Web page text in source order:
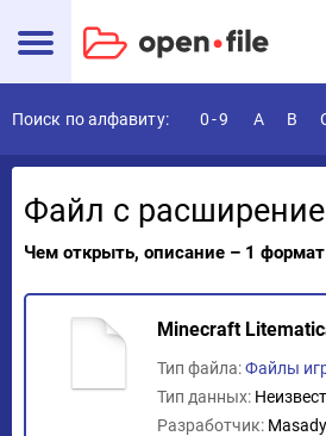
Поиск по алфавиту: 0-9 A B
Файл с
Чем открыть, описание – 1
Minecraft
Тип файла:Файлы
Тип данных:
Разработчик: Masady